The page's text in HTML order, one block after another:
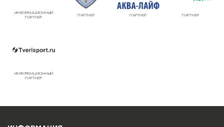
ИНФОРМАЦИОННЫЙ
ПАРТНЕР
ПАРТНЕР ПАРТНЕР ПАРТНЕР
ИНФОРМАЦИОННЫЙ
ПАРТНЕР